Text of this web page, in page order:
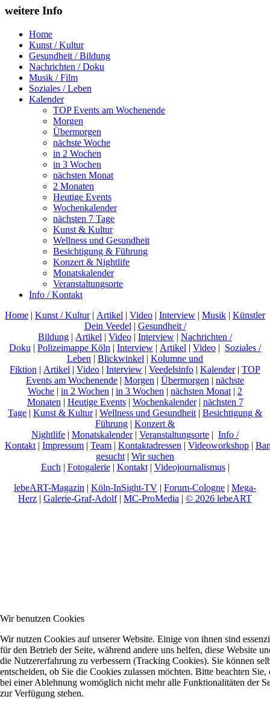
weitere Info
Home
Kunst / Kultur
Gesundheit / Bildung
Nachrichten / Doku
Musik / Film
Soziales / Leben
Kalender
TOP Events am Wochenende
Morgen
Übermorgen
nächste Woche
in 2 Wochen
in 3 Wochen
nächsten Monat
2 Monaten
Heutige Events
Wochenkalender
nächsten 7 Tage
Kunst & Kultur
Wellness und Gesundheit
Besichtigung & Führung
Konzert & Nightlife
Monatskalender
Veranstaltungsorte
Info / Kontakt
Home | Kunst / Kultur| Artikel | Video | Interview | Musik | Künstler
Dein Veedel | Gesundheit /
Bildung | Artikel | Video | Interview | Nachrichten /
Doku | Polizeimappe Köln | Interview | Artikel | Video | Soziales /
Leben | Blickwinkel | Kolumne und
Fiktion | Artikel | Video | Interview | Veedelsinfo | Kalender| TOP
Events am Wochenende | Morgen | Übermorgen | nächste
Woche | in 2 Wochen | in 3 Wochen | nächsten Monat | 2
Monaten | Heutige Events| Wochenkalender| nächsten 7
Tage | Kunst & Kultur| Wellness und Gesundheit | Besichtigung &
Führung | Konzert &
Nightlife | Monatskalender| Veranstaltungsorte | Info /
Kontakt | Impressum | Team | Kontaktadressen | Videoworkshop |
gesucht | Wir suchen
Euch | Fotogalerie| Kontakt| Videojournalismus|
lebeART-Magazin | Köln-InSight-TV | Forum-Cologne | Mega-
Herz | Galerie-Graf-Adolf| MC-ProMedia | © 2026 lebeART
Wir benutzen Cookies
Wir nutzen Cookies auf unserer Website. Einige von ihnen sind
für den Betrieb der Seite, während andere uns helfen, diese Website
die Nutzererfahrung zu verbessern (Tracking Cookies). Sie können
entscheiden, ob Sie die Cookies zulassen möchten. Bitte beachten Sie,
bei einer Ablehnung womöglich nicht mehr alle Funktionalitäten der
zur Verfügung stehen.